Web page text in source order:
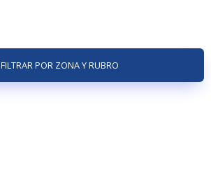
FILTRAR POR ZONA Y RUBRO